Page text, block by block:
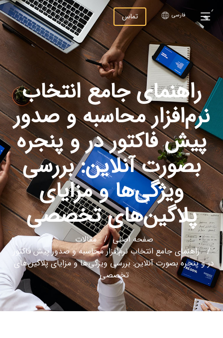
تماس
جامع انتخاب
محاسبه و صدور
در و پنجره
آنلاین: بررسی
و مزایای
تخصصی
صفحه اصلی
مقالات
جامع انتخاب نرم‌افزار محاسبه و صدور پیش فاکتور
آنلاین: بررسی ویژگی‌ها و مزایای پلاگین‌های
تخصصی